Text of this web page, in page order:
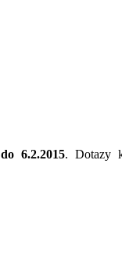
do 6.2.2015. Dotazy